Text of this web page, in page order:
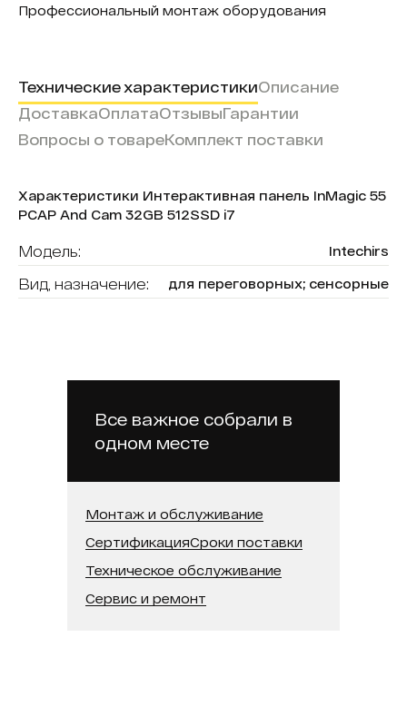
Профессиональный монтаж оборудования
Технические характеристикиОписание
ДоставкаОплатаОтзывыГарантии
Вопросы о товареКомплект поставки
Характеристики Интерактивная панель InMagic 55
PCAP And Cam 32GB 512SSD i7
Модель: Intechirs
Вид, назначение: для переговорных; сенсорные
Тип сенсора:
Операционная система:
Оперативная память:
Бренд: Intechirs
Встроенная память (SSD):
Встроенная камера:
В реестре минпромторга:
Модель процессора:
Все важное собрали в
одном месте
Монтаж и обслуживание
СертификацияСроки поставки
Техническое обслуживание
Сервис и ремонт